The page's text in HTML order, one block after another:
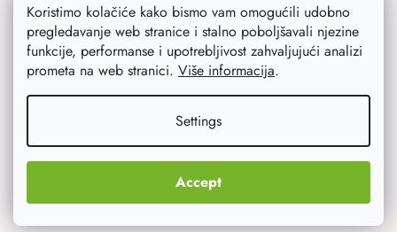
Koristimo kolačiće kako bismo vam omogućili udobno
pregledavanje web stranice i stalno poboljšavali njezine
funkcije, performanse i upotrebljivost zahvaljujući analizi
prometa na web stranici. Više informacija.
Settings
Accept
Savjetujemo vas
Blog
Inspiracija